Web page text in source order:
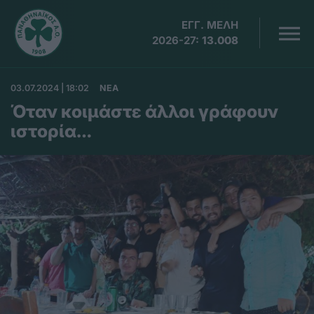
ΕΓΓ. ΜΕΛΗ
2026-27: 13.008
03.07.2024 | 18:02 ΝΕΑ
Όταν κοιμάστε άλλοι γράφουν
ιστορία…